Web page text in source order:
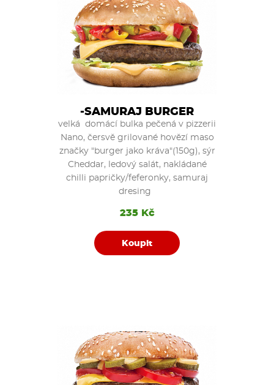
-SAMURAJ BURGER
velká domácí bulka pečená v pizzerii
Nano, čersvě grilované hovězí maso
značky "burger jako kráva"(150g), sýr
Cheddar, ledový salát, nakládané
chilli papričky/feferonky, samuraj
dresing
235 Kč
Koupit